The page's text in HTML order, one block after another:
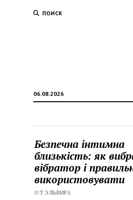
ПОИСК
06.08.2026
Безпечна інтимна
близькість: як
вібратор і
використовувати
ОТ ЭЛЬВИРА